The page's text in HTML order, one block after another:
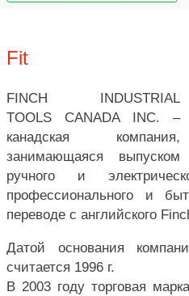
Fit
FINCH INDUSTRIAL
TOOLS CANADA INC. –
канадская компания,
занимающаяся выпуском
ручного и
профессионального и
переводе с английского
Датой основания
считается 1996 г.
В 2003 году торговая